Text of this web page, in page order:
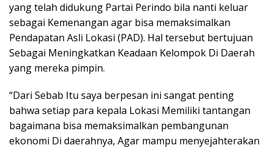
yang telah didukung Partai Perindo bila nanti keluar
sebagai Kemenangan agar bisa memaksimalkan
Pendapatan Asli Lokasi (PAD). Hal tersebut bertujuan
Sebagai Meningkatkan Keadaan Kelompok Di Daerah
yang mereka pimpin.
“Dari Sebab Itu saya berpesan ini sangat penting
bahwa setiap para kepala Lokasi Memiliki tantangan
bagaimana bisa memaksimalkan pembangunan
ekonomi Di daerahnya, Agar mampu menyejahterakan